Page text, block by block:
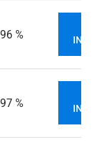
%
%